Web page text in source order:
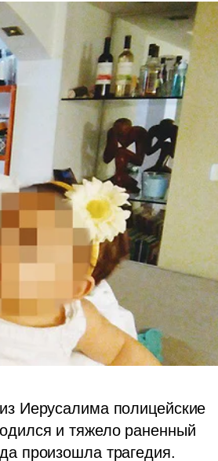
Иерусалима полицейские
и тяжело раненный
произошла трагедия.